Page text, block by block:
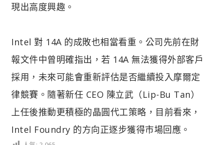
現出高度興趣。
Intel 對 14A 的成敗也相當看重。公司先前在財
報文件中曾明確指出，若 14A 無法獲得外部客戶
採用，未來可能會重新評估是否繼續投入摩爾定
律競賽。隨著新任 CEO 陳立武（Lip-Bu Tan）
上任後推動更積極的晶圓代工策略，目前看來，
Intel Foundry 的方向正逐步獲得市場回應。